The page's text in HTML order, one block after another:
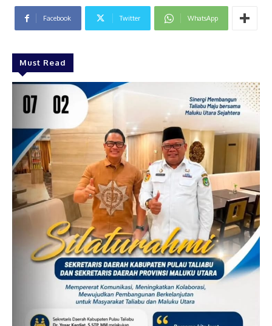
Facebook Twitter WhatsApp
Must Read